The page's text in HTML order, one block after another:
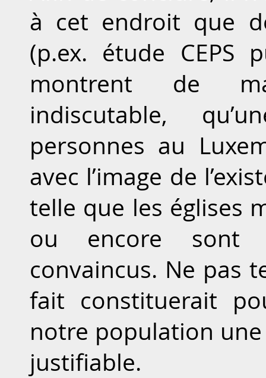
à cet endroit que
(p.ex. étude CEPS
montrent de
indiscutable,
personnes au
avec l’image de
telle que les églises
ou encore sont
convaincus. Ne pas
fait constituerait
notre population
justifiable.